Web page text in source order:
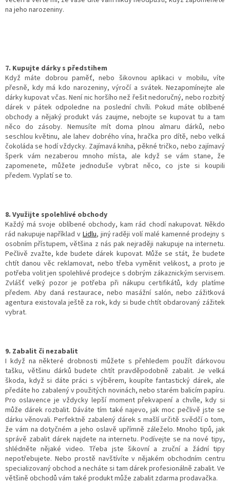
na jeho narozeniny.
7. Kupujte dárky s předstihem
Když máte dobrou paměť, nebo šikovnou aplikaci v mobilu, víte
přesně, kdy má kdo narozeniny, výročí a svátek. Nezapomínejte ale
dárky kupovat včas. Není nic horšího než řešit nedoručný, nebo rozbitý
dárek v pátek odpoledne na poslední chvíli. Pokud máte oblíbené
obchody a nějaký produkt vás zaujme, nebojte se kupovat tu a tam
něco do zásoby. Nemusíte mít doma plnou almaru dárků, nebo
seschlou květinu, ale lahev dobrého vína, hračka pro dítě, nebo velká
čokoláda se hodí vždycky. Zajímavá kniha, pěkné tričko, nebo zajímavý
šperk vám nezaberou mnoho místa, ale když se vám stane, že
zapomenete, můžete jednoduše vybrat něco, co jste si koupili
předem. Vyplatí se to.
8. Využijte spolehlivé obchody
Každý má svoje oblíbené obchody, kam rád chodí nakupovat. Někdo
rád nakupuje například v Lidlu, jiný raději volí malé kamenné prodejny s
osobním přístupem, většina z nás pak nejraději nakupuje na internetu.
Pečlivě zvažte, kde budete dárek kupovat. Může se stát, že budete
chtít danou věc reklamovat, nebo třeba vyměnit velikost, a proto je
potřeba volit jen spolehlivé prodejce s dobrým zákaznickým servisem.
Zvlášť velký pozor je potřeba při nákupu certifikátů, kdy platíme
předem. Aby daná restaurace, nebo masážní salón, nebo zážitková
agentura existovala ještě za rok, kdy si bude chtít obdarovaný zážitek
vybrat.
9. Zabalit či nezabalit
I když na některé drobnosti můžete s přehledem použít dárkovou
tašku, většinu dárků budete chtít pravděpodobně zabalit. Je velká
škoda, když si dáte práci s výběrem, koupíte fantastický dárek, ale
předáte ho zabalený v použitých novinách, nebo starém balicím papíru.
Pro oslavence je vždycky lepší moment překvapení a chvíle, kdy si
může dárek rozbalit. Dáváte tím také najevo, jak moc pečlivě jste se
dárku věnovali. Perfektně zabalený dárek s mašlí určitě svědčí o tom,
že vám na dotyčném a jeho oslavě upřímně záleželo. Mnoho tipů, jak
správě zabalit dárek najdete na internetu. Podívejte se na nové tipy,
shlédněte nějaké video. Třeba jste šikovní a zruční a žádní tipy
nepotřebujete. Nebo prostě navštívíte v nějakém obchodním centru
specializovaný obchod a necháte si tam dárek profesionálně zabalit. Ve
většině obchodů vám také produkt může zabalit zdarma prodavačka.